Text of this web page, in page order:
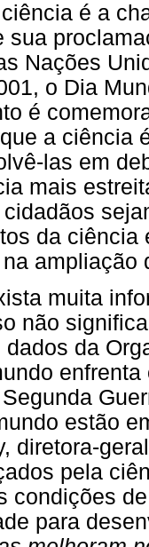
é a
sua
Nações
o Dia
é
a ciência
las em
mais
da
ampliação
muita
não
dados da
estão
diretora-
pela
condições
para